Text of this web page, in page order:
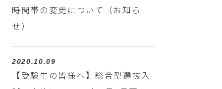
時間帯の変更について（お知ら
せ）
2020.10.09
【受験生の皆様へ】総合型選抜入